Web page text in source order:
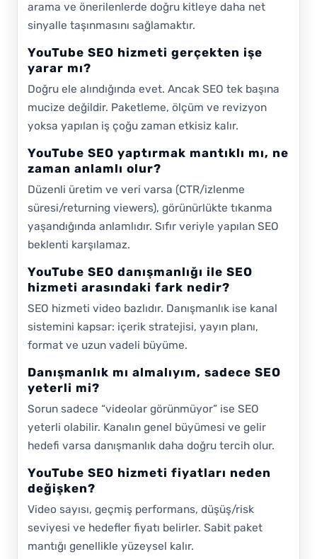
arama ve önerilenlerde doğru kitleye daha net
sinyalle taşınmasını sağlamaktır.
YouTube SEO hizmeti gerçekten işe
yarar mı?
Doğru ele alındığında evet. Ancak SEO tek başına
mucize değildir. Paketleme, ölçüm ve revizyon
yoksa yapılan iş çoğu zaman etkisiz kalır.
YouTube SEO yaptırmak mantıklı mı, ne
zaman anlamlı olur?
Düzenli üretim ve veri varsa (CTR/izlenme
süresi/returning viewers), görünürlükte tıkanma
yaşandığında anlamlıdır. Sıfır veriyle yapılan SEO
beklenti karşılamaz.
YouTube SEO danışmanlığı ile SEO
hizmeti arasındaki fark nedir?
SEO hizmeti video bazlıdır. Danışmanlık ise kanal
sistemini kapsar: içerik stratejisi, yayın planı,
format ve uzun vadeli büyüme.
Danışmanlık mı almalıyım, sadece SEO
yeterli mi?
Sorun sadece “videolar görünmüyor” ise SEO
yeterli olabilir. Kanalın genel büyümesi ve gelir
hedefi varsa danışmanlık daha doğru tercih olur.
YouTube SEO hizmeti fiyatları neden
değişken?
Video sayısı, geçmiş performans, düşüş/risk
seviyesi ve hedefler fiyatı belirler. Sabit paket
mantığı genellikle yüzeysel kalır.